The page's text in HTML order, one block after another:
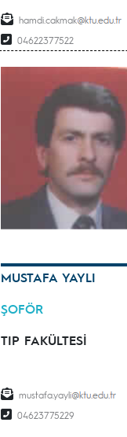
hamdi.cakmak
04622377522
MUSTAFA YAYLI
ŞOFÖR
TIP FAKÜLTESİ
mustafa.yayli
04623775229